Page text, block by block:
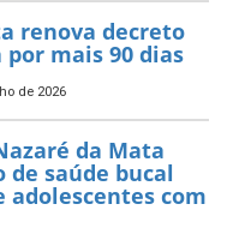
renova decreto
mais 90 dias
de 2026
da Mata
de saúde bucal
adolescentes com